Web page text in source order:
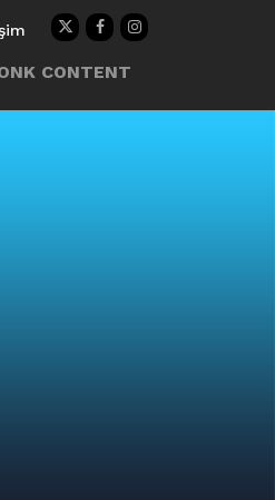
CONTENT